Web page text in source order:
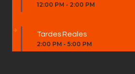
12:00 PM - 2:00 PM
Tardes Reales
2:00 PM - 5:00 PM